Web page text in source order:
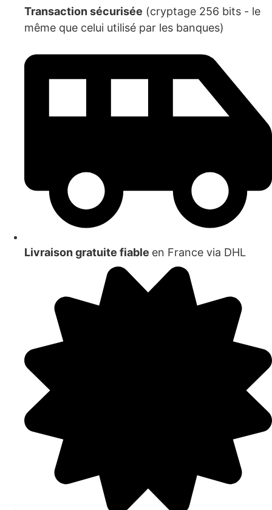
Transaction sécurisée (cryptage 256 bits - le
même que celui utilisé par les banques)
Livraison gratuite fiable en France via DHL